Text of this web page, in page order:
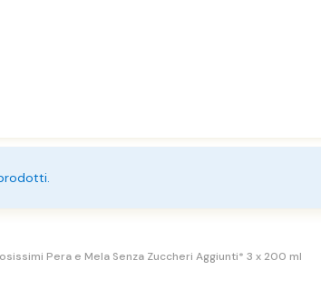
Pera e Mela Senza Zuccheri Aggiunti* 3 x 200 ml